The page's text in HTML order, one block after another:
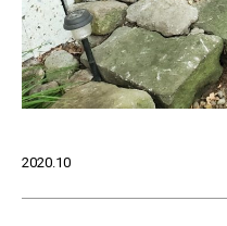
2020.10